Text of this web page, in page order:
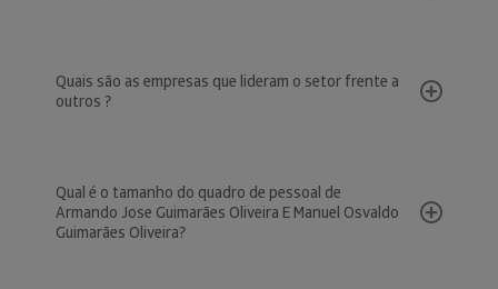
Quais são as empresas que lideram o setor frente a
outros ?
Qual é o tamanho do quadro de pessoal de
Armando Jose Guimarães Oliveira E Manuel Osvaldo
Guimarães Oliveira?